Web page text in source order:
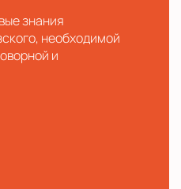
знания
необходимой
и